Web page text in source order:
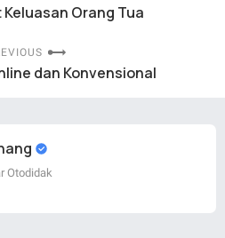
Orang Tua
dan Konvensional
Otodidak